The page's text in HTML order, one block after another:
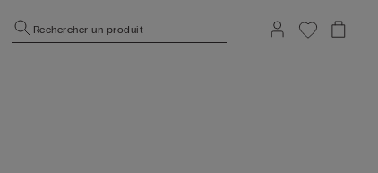
Rechercher un produit